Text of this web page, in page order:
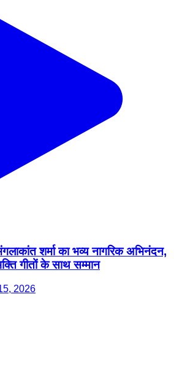
शर्मा का भव्य नागरिक अभिनंदन,
गीतों के साथ सम्मान
2026